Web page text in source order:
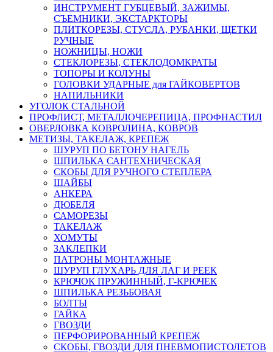
ИНСТРУМЕНТ ГУБЦЕВЫЙ, ЗАЖИМЫ,
СЪЕМНИКИ, ЭКСТАРКТОРЫ
ПЛИТКОРЕЗЫ, СТУСЛА, РУБАНКИ, ЩЕТКИ
РУЧНЫЕ
НОЖНИЦЫ, НОЖИ
СТЕКЛОРЕЗЫ, СТЕКЛОДОМКРАТЫ
ТОПОРЫ И КОЛУНЫ
ГОЛОВКИ УДАРНЫЕ для ГАЙКОВЕРТОВ
НАПИЛЬНИКИ
УГОЛОК СТАЛЬНОЙ
ПРОФЛИСТ, МЕТАЛЛОЧЕРЕПИЦА, ПРОФНАСТИЛ
ОВЕРЛОВКА КОВРОЛИНА, КОВРОВ
МЕТИЗЫ, ТАКЕЛАЖ, КРЕПЕЖ
ШУРУП ПО БЕТОНУ НАГЕЛЬ
ШПИЛЬКА САНТЕХНИЧЕСКАЯ
СКОБЫ ДЛЯ РУЧНОГО СТЕПЛЕРА
ШАЙБЫ
АНКЕРА
ДЮБЕЛЯ
САМОРЕЗЫ
ТАКЕЛАЖ
ХОМУТЫ
ЗАКЛЕПКИ
ПАТРОНЫ МОНТАЖНЫЕ
ШУРУП ГЛУХАРЬ ДЛЯ ЛАГ И РЕЕК
КРЮЧОК ПРУЖИННЫЙ, Г-КРЮЧЕК
ШПИЛЬКА РЕЗЬБОВАЯ
БОЛТЫ
ГАЙКА
ГВОЗДИ
ПЕРФОРИРОВАННЫЙ КРЕПЕЖ
СКОБЫ, ГВОЗДИ ДЛЯ ПНЕВМОПИСТОЛЕТОВ